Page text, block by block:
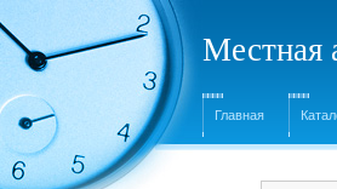
Местная
Главная